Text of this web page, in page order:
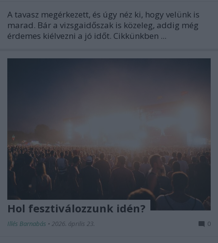
A tavasz megérkezett, és úgy néz ki, hogy velünk is
marad. Bár a vizsgaidőszak is közeleg, addig még
érdemes kiélvezni a jó időt. Cikkünkben ...
Hol fesztiválozzunk idén?
Illés Barnabás • 2026. április 23. 0